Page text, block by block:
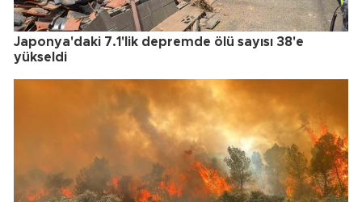
Japonya'daki 7.1'lik depremde ölü sayısı 38'e
yükseldi